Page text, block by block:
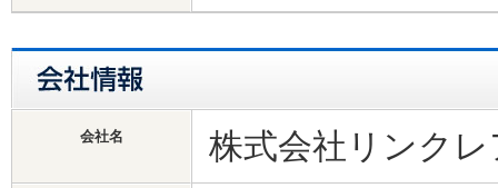
会社名 株式会社リンク